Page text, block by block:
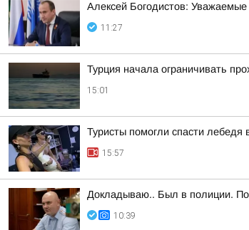
Алексей Богодистов:
11:27
Турция начала ограничивать
15:01
Туристы помогли спасти лебедя
15:57
Докладываю.. Был в полиции.
10:39